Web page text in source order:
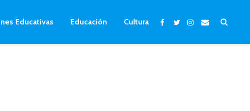
Educativas Educación Cultura